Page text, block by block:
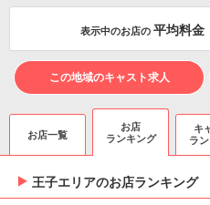
表示中のお店の 平均料金
この地域のキャスト求人
お店一覧
お店
ランキング
キ
ラ
王子エリアのお店ランキング